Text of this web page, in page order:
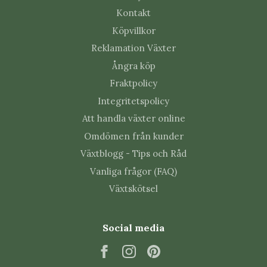
De är främst avsedda för torr inomhusmiljö.
Behöver du luftväxter till hållaren kan du se våra
Tillandsia och andra luftväxter
Kontakt
Köpvillkor
Reklamation Växter
Ångra köp
Fraktpolicy
Integritetspolicy
Att handla växter online
Omdömen från kunder
Växtblogg - Tips och Råd
Vanliga frågor (FAQ)
Växtskötsel
Social media